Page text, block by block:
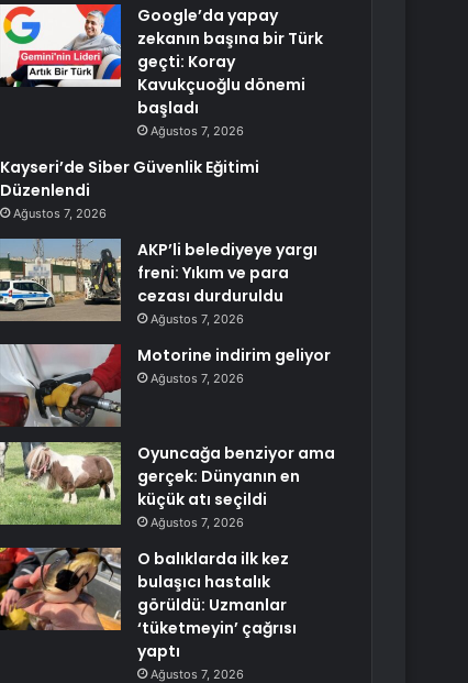
Google’da yapay
zekanın başına bir Türk
geçti: Koray
Kavukçuoğlu dönemi
başladı
Ağustos 7, 2026
Kayseri’de Siber Güvenlik Eğitimi
Düzenlendi
Ağustos 7, 2026
AKP’li belediyeye yargı
freni: Yıkım ve para
cezası durduruldu
Ağustos 7, 2026
Motorine indirim geliyor
Ağustos 7, 2026
Oyuncağa benziyor ama
gerçek: Dünyanın en
küçük atı seçildi
Ağustos 7, 2026
O balıklarda ilk kez
bulaşıcı hastalık
görüldü: Uzmanlar
‘tüketmeyin’ çağrısı
yaptı
Ağustos 7, 2026